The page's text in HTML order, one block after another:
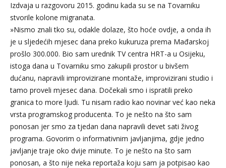
Izdvaja u razgovoru 2015. godinu kada su se na Tovarniku
stvorile kolone migranata.
»Nismo znali tko su, odakle dolaze, što hoće ovdje, a onda ih
je u sljedećih mjesec dana preko kukuruza prema Mađarskoj
prošlo 300.000. Bio sam urednik TV centra HRT-a u Osijeku,
istoga dana u Tovarniku smo zakupili prostor u bivšem
dućanu, napravili improvizirane montaže, improvizirani studio i
tamo proveli mjesec dana. Dočekali smo i ispratili preko
granica to more ljudi. Tu nisam radio kao novinar već kao neka
vrsta programskog producenta. To je nešto na što sam
ponosan jer smo za tjedan dana napravili devet sati živog
programa. Govorim o informativnim javljanjima, gdje jedno
javljanje traje oko dvije minute. To je nešto na što sam
ponosan, a što nije neka reportaža koju sam ja potpisao kao